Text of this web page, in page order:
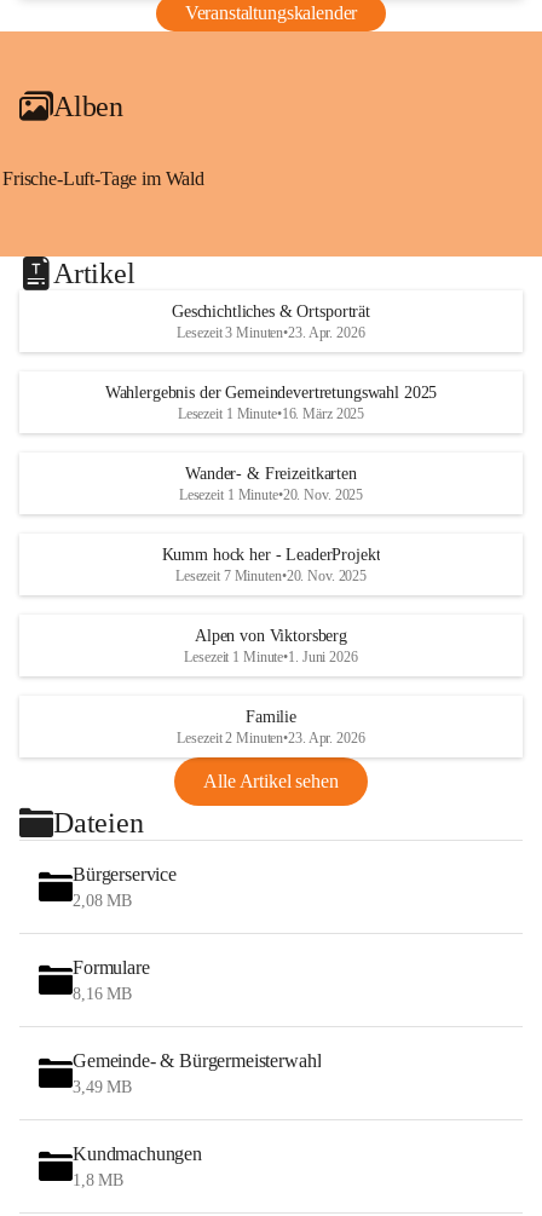
Veranstaltungskalender
Alben
Frische-Luft-Tage im Wald
Artikel
Geschichtliches & Ortsporträt
Lesezeit 3 Minuten•23. Apr. 2026
Wahlergebnis der Gemeindevertretungswahl 2025
Lesezeit 1 Minute•16. März 2025
Wander- & Freizeitkarten
Lesezeit 1 Minute•20. Nov. 2025
Kumm hock her - LeaderProjekt
Lesezeit 7 Minuten•20. Nov. 2025
Alpen von Viktorsberg
Lesezeit 1 Minute•1. Juni 2026
Familie
Lesezeit 2 Minuten•23. Apr. 2026
Alle Artikel sehen
Dateien
Bürgerservice
2,08 MB
Formulare
8,16 MB
Gemeinde- & Bürgermeisterwahl
3,49 MB
Kundmachungen
1,8 MB